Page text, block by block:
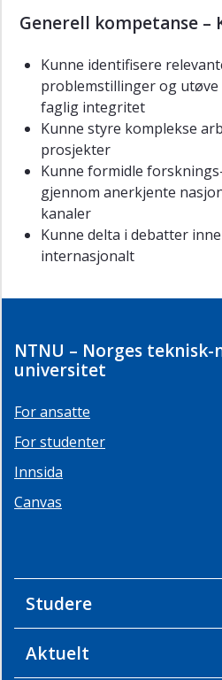
Generell kompetanse –
Kunne identifisere
problemstillinger og
faglig integritet
Kunne styre komplekse
prosjekter
Kunne formidle
gjennom anerkjente
kanaler
Kunne delta i debatter
internasjonalt
NTNU – Norges
universitet
For ansatte
For studenter
Innsida
Canvas
Studere
Aktuelt